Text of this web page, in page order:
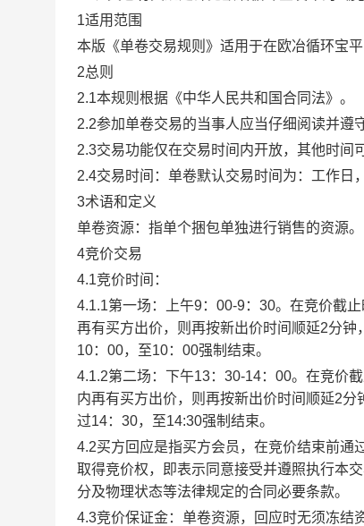
1适用范围
本版《单卷交易规则》适用于在欧冶循环宝平
2总则
2.1本规则根据《中华人民共和国合同法》。
2.2参加单卷交易的当事人应当仔细阅读并遵
2.3交易功能仅在交易时间内开放，其他时间
2.4交易时间：单卷默认交易时间为：工作日
3术语和定义
单卷资源：指单个捆包单独进行销售的资源。
4竞价交易
4.1竞价时间：
4.1.1第一场：上午9：00-9：30。在竞价截
再有买方出价，则再按新出价时间顺延2分
10：00，至10：00强制结束。
4.1.2第二场：下午13：30-14：00。在竞价
内再有买方出价，则再按新出价时间顺延2
过14：30，至14:30强制结束。
4.2买方回应是指买方会员，在竞价结束前通
取得竞价权，即表示同意接受并遵照执行本
分及物理状态等法律规定的合同必要条款。
4.3竞价保证金：单卷资源，回应时无须冻结